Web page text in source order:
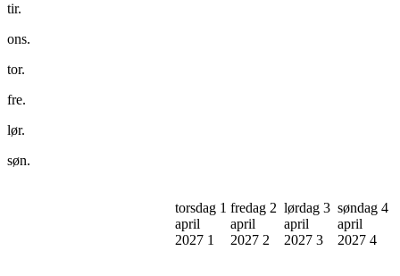
tir.
ons.
tor.
fre.
lør.
søn.
torsdag 1
april
2027 1
fredag 2
april
2027 2
lørdag 3
april
2027 3
søndag 4
april
2027 4